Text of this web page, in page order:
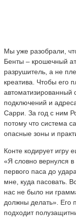
Мы уже разобрали,
Бенты – крошечный
разрушитель, а не
креатива. Чтобы его
автоматизированный
подключений и
Сарри. За год с ним
потому что система
опасные зоны и
Конте кодирует игру
«Я словно вернулся
первого паса до
мне, куда пасовать.
нас не было ни
должны делать». Его
подходит